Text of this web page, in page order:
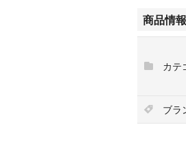
商品情報
カテ
ブラ